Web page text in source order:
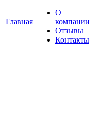
Главная
О
компании
Отзывы
Контакты